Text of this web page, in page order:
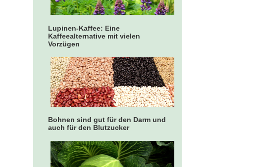
Lupinen-Kaffee: Eine
Kaffeealternative mit vielen
Vorzügen
Bohnen sind gut für den Darm und
auch für den Blutzucker